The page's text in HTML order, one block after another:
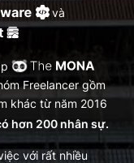
và
Freelancer gồm
khác từ năm 2016
hơn 200 nhân sự.
với rất nhiều